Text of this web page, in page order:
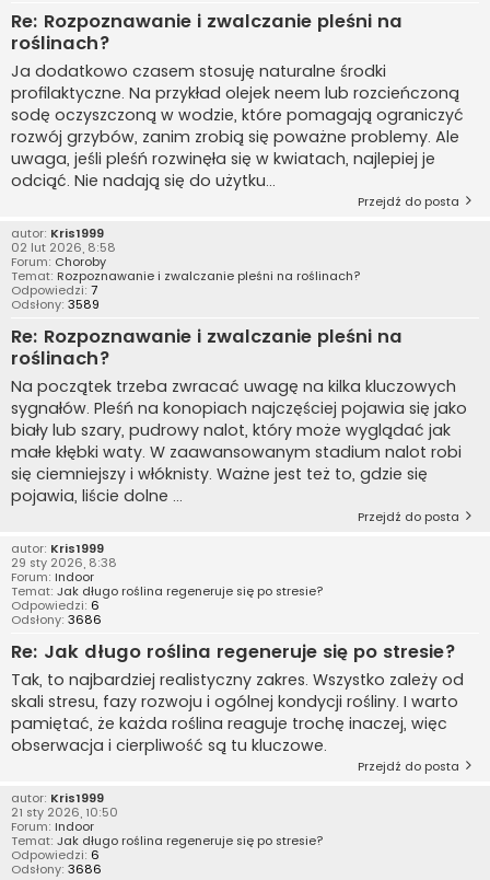
Re: Rozpoznawanie i zwalczanie pleśni na
roślinach?
Ja dodatkowo czasem stosuję naturalne środki
profilaktyczne. Na przykład olejek neem lub rozcieńczoną
sodę oczyszczoną w wodzie, które pomagają ograniczyć
rozwój grzybów, zanim zrobią się poważne problemy. Ale
uwaga, jeśli pleśń rozwinęła się w kwiatach, najlepiej je
odciąć. Nie nadają się do użytku...
Przejdź do posta
autor: Kris1999
02 lut 2026, 8:58
Forum: Choroby
Temat: Rozpoznawanie i zwalczanie pleśni na roślinach?
Odpowiedzi: 7
Odsłony: 3589
Re: Rozpoznawanie i zwalczanie pleśni na
roślinach?
Na początek trzeba zwracać uwagę na kilka kluczowych
sygnałów. Pleśń na konopiach najczęściej pojawia się jako
biały lub szary, pudrowy nalot, który może wyglądać jak
małe kłębki waty. W zaawansowanym stadium nalot robi
się ciemniejszy i włóknisty. Ważne jest też to, gdzie się
pojawia, liście dolne ...
Przejdź do posta
autor: Kris1999
29 sty 2026, 8:38
Forum: Indoor
Temat: Jak długo roślina regeneruje się po stresie?
Odpowiedzi: 6
Odsłony: 3686
Re: Jak długo roślina regeneruje się po stresie?
Tak, to najbardziej realistyczny zakres. Wszystko zależy od
skali stresu, fazy rozwoju i ogólnej kondycji rośliny. I warto
pamiętać, że każda roślina reaguje trochę inaczej, więc
obserwacja i cierpliwość są tu kluczowe.
Przejdź do posta
autor: Kris1999
21 sty 2026, 10:50
Forum: Indoor
Temat: Jak długo roślina regeneruje się po stresie?
Odpowiedzi: 6
Odsłony: 3686